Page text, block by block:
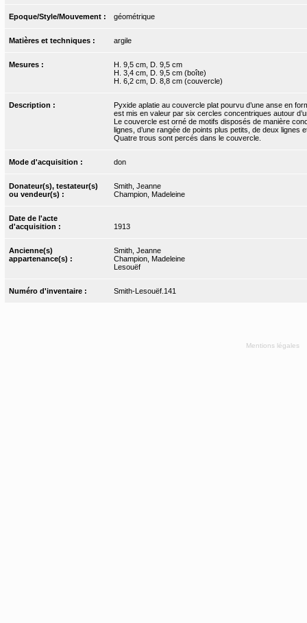
Epoque/Style/Mouvement : géométrique
Matières et techniques : argile
Mesures :
H. 9,5 cm, D. 9,5 cm
H. 3,4 cm, D. 9,5 cm (boîte)
H. 6,2 cm, D. 8,8 cm (couvercle)
Description :
Pyxide aplatie au couvercle plat pourvu d’une anse en
est mis en valeur par six cercles concentriques autour
Le couvercle est orné de motifs disposés de manière
lignes, d’une rangée de points plus petits, de deux lignes
Quatre trous sont percés dans le couvercle.
Mode d'acquisition : don
Donateur(s), testateur(s)
ou vendeur(s) :
Smith, Jeanne
Champion, Madeleine
Date de l'acte
d'acquisition :
1913
Ancienne(s)
appartenance(s) :
Smith, Jeanne
Champion, Madeleine
Lesouëf
Numéro d'inventaire : Smith-Lesouëf.141
Mentions légales